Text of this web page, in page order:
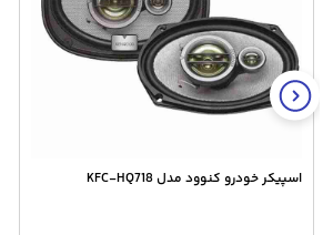
اسپیکر خودرو کنوود مدل KFC-HQ718